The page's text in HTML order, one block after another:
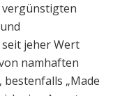
jeher Wert
namhaften
„Made